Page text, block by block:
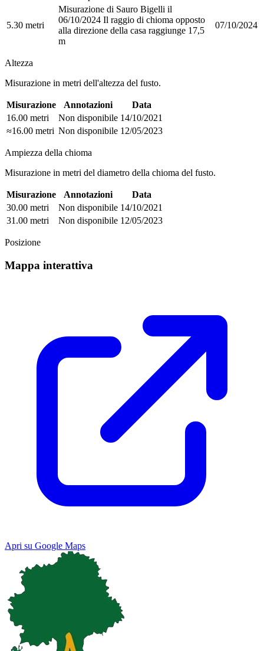
5.30 metri
Misurazione di Sauro Bigelli il
06/10/2024 Il raggio di chioma opposto
alla direzione della casa raggiunge 17,5
m
07/10/2024
Altezza
Misurazione in metri dell'altezza del fusto.
Misurazione Annotazioni
Data
16.00 metri
Non disponibile 14/10/2021
≈16.00 metri Non disponibile 12/05/2023
Ampiezza della chioma
Misurazione in metri del diametro della chioma del fusto.
Misurazione Annotazioni
Data
30.00 metri
Non disponibile 14/10/2021
31.00 metri
Non disponibile 12/05/2023
Posizione
Mappa interattiva
Apri su Google Maps
Map Satellite
Keyboard shortcuts